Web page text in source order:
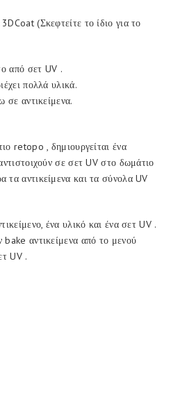
(Σκεφτείτε το ίδιο για το
από σετ UV .
πολλά υλικά.
σε αντικείμενα.
retopo , δημιουργείται ένα
σε σετ UV στο δωμάτιο
αντικείμενα και τα σύνολα UV
ένα υλικό και ένα σετ UV .
αντικείμενα από το μενού
UV .